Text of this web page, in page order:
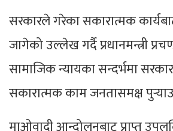
सरकारले गरेका सकारात्मक
जागेको उल्लेख गर्दै प्रधानमन्त्री
सामाजिक न्यायका सन्दर्भमा
सकारात्मक काम जनतासमक्ष